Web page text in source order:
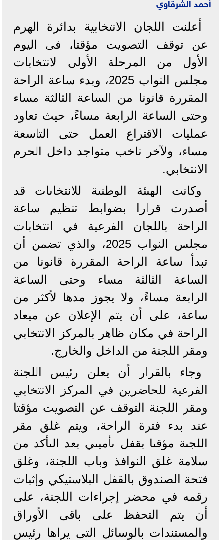
أعلنت اللجان الانتخابية بدائرة الهرم
عن توقف التصويت مؤقتا، فى اليوم
الأول من المرحلة الأولى لانتخابات
مجلس النواب 2025، وبدء ساعة الراحة
المقررة قانونا من الساعة الثالثة مساء
وحتى الساعة الرابعة مساءً، حيث تعاود
عمليات الاقتراع العمل حتى التاسعة
مساء، ولآخر ناخب متواجد داخل الحرم
الانتخابي.
وكانت الهيئة الوطنية للانتخابات قد
أصدرت قرارا بضوابط تنظيم ساعة
الراحة باللجان الفرعية في انتخابات
مجلس النواب 2025، والذي تضمن أن
تبدأ ساعة الراحة المقررة قانونا من
الساعة الثالثة مساء وحتى الساعة
الرابعة مساءً، ولا يجوز مدها لأكثر من
ساعة، على أن يتم الإعلان عن ميعاد
الراحة في مكان ظاهر بالمركز الانتخابي
ومقر اللجنة من الداخل والخارج.
وجاء بالقرار أن يعلن رئيس اللجنة
الفرعية للحاضرين في المركز الانتخابي
ومقر اللجنة التوقف عن التصويت مؤقتا
عند بدء فترة الراحة، ويتم غلق مقر
اللجنة مؤقتا بقفل تأميني بعد التأكد من
سلامة غلق النوافذ وباب اللجنة، وغلق
فتحة الصندوق بالقفل البلاستيكي وإثبات
رقمه في محضر إجراءات اللجنة، على
أن يتم التحفظ على باقى الأوراق
والمستندات بالوسائل التى يراها رئيس